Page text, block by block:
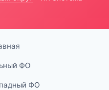
ФО
ФО